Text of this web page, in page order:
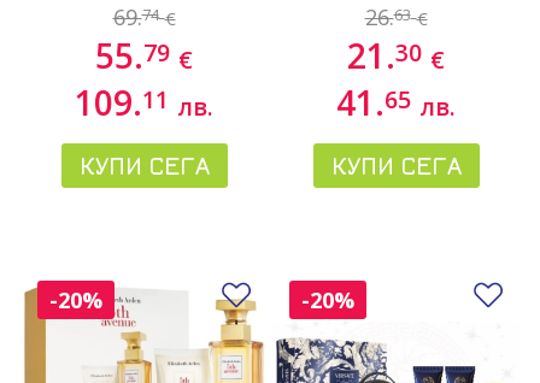
69.74 €
55.79 €
109.11 лв.
КУПИ СЕГА
26.63 €
21.30 €
41.65 лв.
КУПИ СЕГА
-20% Добави в любими
-20%